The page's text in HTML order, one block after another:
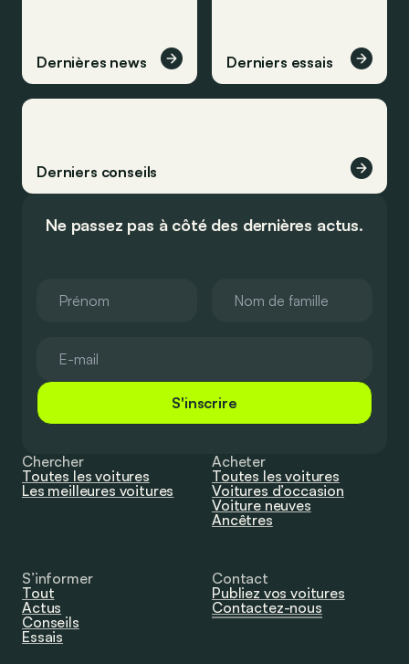
Dernières news Derniers essais
Derniers conseils
Ne passez pas à côté des dernières actus.
S'inscrire
Chercher
Toutes les voitures
Les meilleures voitures
Acheter
Toutes les voitures
Voitures d’occasion
Voiture neuves
Ancêtres
S’informer
Tout
Actus
Conseils
Essais
Contact
Publiez vos voitures
Contactez-nous